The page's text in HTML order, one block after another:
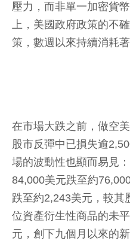
壓力，而非單一加密貨
上，美國政府政策的不
策，數週以來持續消耗
在市場大跌之前，做空
股市反彈中已損失逾
場的波動性也顯而易見
84,000美元跌至約
跌至約2,243美元，較其
位資產衍生性商品的未
元，創下九個月以來的